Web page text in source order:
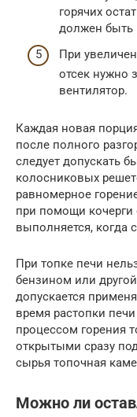
горячих
должен быть
При
отсек нужно
вентилятор.
Каждая новая
после полного
следует допускать
колосниковых
равномерное
при помощи кочерги
выполняется, когда
При топке печи
бензином или
допускается
время растопки
процессом горения
открытыми сразу
сырья топочная
Можно ли